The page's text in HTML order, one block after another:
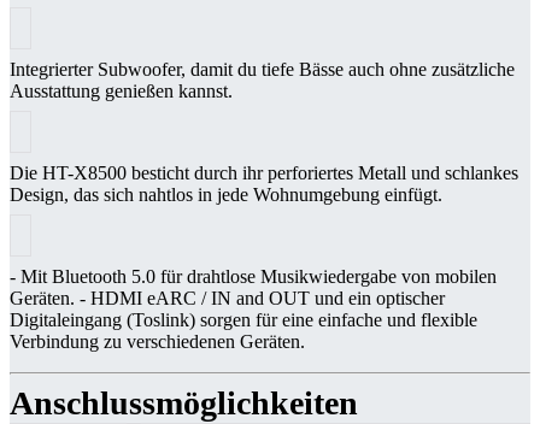
Integrierter Subwoofer, damit du tiefe Bässe auch ohne zusätzliche
Ausstattung genießen kannst.
Die HT-X8500 besticht durch ihr perforiertes Metall und schlankes
Design, das sich nahtlos in jede Wohnumgebung einfügt.
- Mit Bluetooth 5.0 für drahtlose Musikwiedergabe von mobilen
Geräten. - HDMI eARC / IN and OUT und ein optischer
Digitaleingang (Toslink) sorgen für eine einfache und flexible
Verbindung zu verschiedenen Geräten.
Anschlussmöglichkeiten